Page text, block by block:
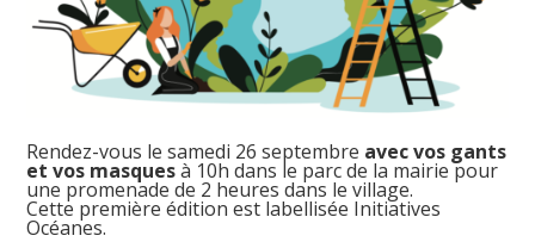
Rendez-vous le samedi 26 septembre avec vos gants
et vos masquesà 10h dans le parc de la mairie pour
une promenade de 2 heures dans le village.
Cette première édition est labellisée Initiatives
Océanes.